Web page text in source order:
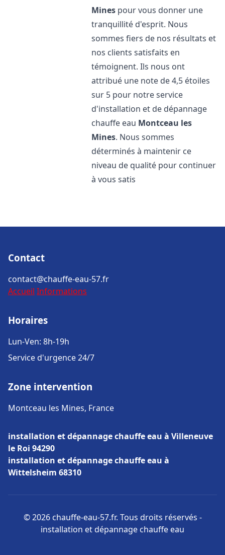
Mines pour vous donner une
tranquillité d'esprit. Nous
sommes fiers de nos résultats et
nos clients satisfaits en
témoignent. Ils nous ont
attribué une note de 4,5 étoiles
sur 5 pour notre service
d'installation et de dépannage
chauffe eau Montceau les
Mines. Nous sommes
déterminés à maintenir ce
niveau de qualité pour continuer
à vous satis
Contact
contact@chauffe-eau-57.fr
Accueil Informations
Horaires
Lun-Ven: 8h-19h
Service d'urgence 24/7
Zone intervention
Montceau les Mines, France
installation et dépannage chauffe eau à Villeneuve
le Roi 94290
installation et dépannage chauffe eau à
Wittelsheim 68310
© 2026 chauffe-eau-57.fr. Tous droits réservés -
installation et dépannage chauffe eau